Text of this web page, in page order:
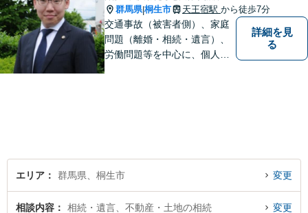
群馬県|桐生市 天王宿駅 から徒歩7分
交通事故（被害者側）、家庭
問題（離婚・相続・遺言）、
労働問題等を中心に、個人・
詳細を見
る
エリア 群馬県、桐生市 変更
相談内容 相続・遺言、不動産・土地の相続 変更